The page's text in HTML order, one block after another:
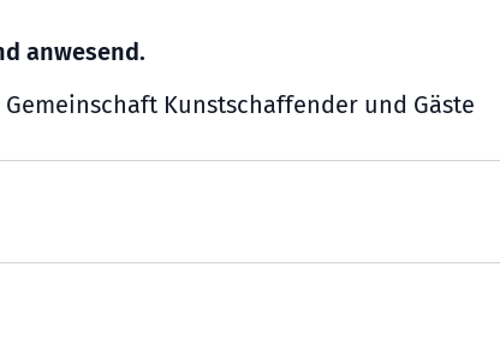
anwesend.
Gemeinschaft Kunstschaffender und Gäste